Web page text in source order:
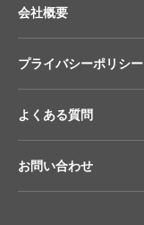
会社概要
プライバシーポリシー
よくある質問
お問い合わせ